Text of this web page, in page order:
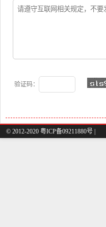
验证码：
© 2012-2020 粤ICP备09211880号 |